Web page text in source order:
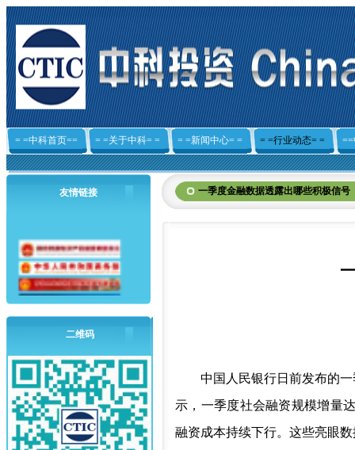
= =中科首页== = =关于中科= = = =新闻中心= = = =行业动态= =
友情链接
二维码
一季度金融数据透露出哪些积极信号
中国人民银行日前发布的
示，一季度社会融资规模增量
融资成本持续下行。这些亮眼